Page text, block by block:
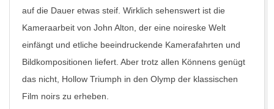
auf die Dauer etwas steif. Wirklich sehenswert ist die
Kameraarbeit von John Alton, der eine noireske Welt
einfängt und etliche beeindruckende Kamerafahrten und
Bildkompositionen liefert. Aber trotz allen Könnens genügt
das nicht, Hollow Triumph in den Olymp der klassischen
Film noirs zu erheben.